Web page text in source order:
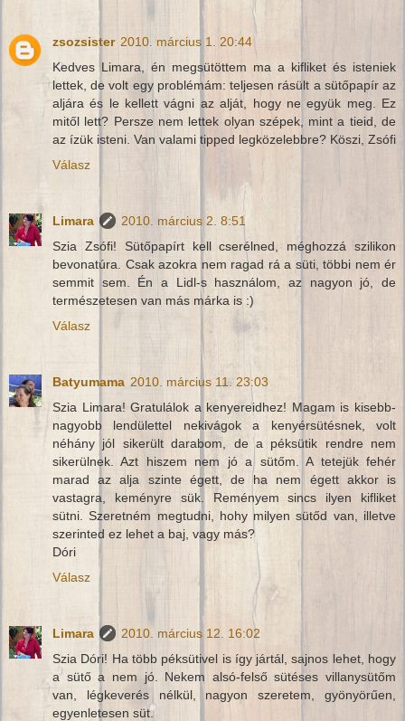
zsozsister 2010. március 1. 20:44
Kedves Limara, én megsütöttem ma a kifliket és isteniek
lettek, de volt egy problémám: teljesen rásült a sütőpapír az
aljára és le kellett vágni az alját, hogy ne együk meg. Ez
mitől lett? Persze nem lettek olyan szépek, mint a tieid, de
az ízük isteni. Van valami tipped legközelebbre? Köszi, Zsófi
Válasz
Limara
2010. március 2. 8:51
Szia Zsófi! Sütőpapírt kell cserélned, méghozzá szilikon
bevonatúra. Csak azokra nem ragad rá a süti, többi nem ér
semmit sem. Én a Lidl-s használom, az nagyon jó, de
természetesen van más márka is :)
Válasz
Batyumama 2010. március 11. 23:03
Szia Limara! Gratulálok a kenyereidhez! Magam is kisebb-
nagyobb lendülettel nekivágok a kenyérsütésnek, volt
néhány jól sikerült darabom, de a péksütik rendre nem
sikerülnek. Azt hiszem nem jó a sütőm. A tetejük fehér
marad az alja szinte égett, de ha nem égett akkor is
vastagra, keményre sük. Reményem sincs ilyen kifliket
sütni. Szeretném megtudni, hohy milyen sütőd van, illetve
szerinted ez lehet a baj, vagy más?
Dóri
Válasz
Limara
2010. március 12. 16:02
Szia Dóri! Ha több péksütivel is így jártál, sajnos lehet, hogy
a sütő a nem jó. Nekem alsó-felső sütéses villanysütőm
van, légkeverés nélkül, nagyon szeretem, gyönyörűen,
egyenletesen süt.